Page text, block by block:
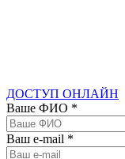
ДОСТУП ОНЛАЙН
Ваше ФИО *
Ваш e-mail *